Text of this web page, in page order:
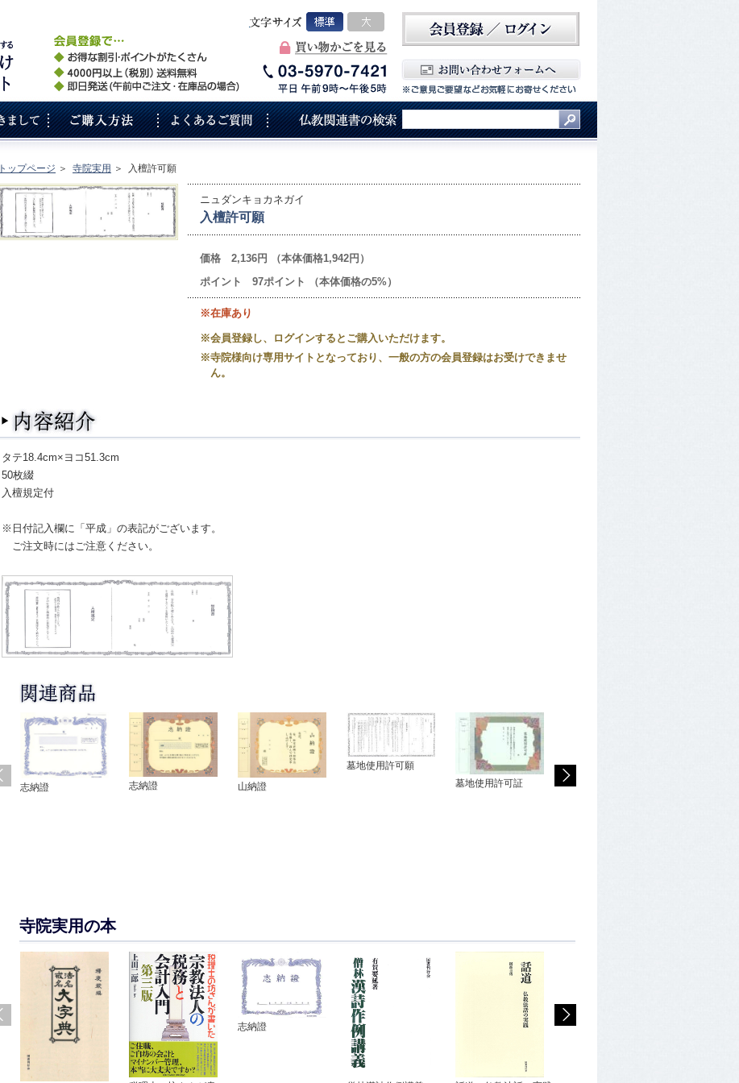
トップページ ＞ 寺院実用 ＞ 入檀許可願
ニュダンキョカネガイ
入檀許可願
価格 2,136円 （本体価格1,942円）
ポイント 97ポイント （本体価格の5%）
※在庫あり
※会員登録し、ログインするとご購入いただけます。
※寺院様向け専用サイトとなっており、一般の方の会員登録はお受けできませ
ん。
タテ18.4cm×ヨコ51.3cm
50枚綴
入檀規定付
※日付記入欄に「平成」の表記がございます。
ご注文時にはご注意ください。
志納證 志納證 山納證
墓地使用許可願
墓地使用許可証
入檀證
寺院実用の本
志納證